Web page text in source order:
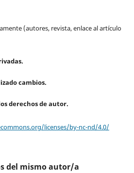
(autores, revista, enlace al artículo
cambios.
derechos de autor.
licenses/by-nc-nd/4.0/
del mismo autor/a